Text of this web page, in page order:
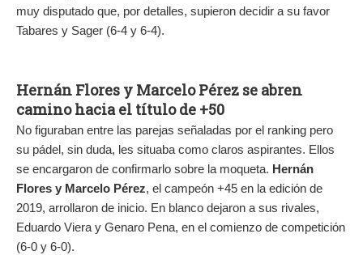
muy disputado que, por detalles, supieron decidir a su favor
Tabares y Sager (6-4 y 6-4).
Hernán Flores y Marcelo Pérez se abren
camino hacia el título de +50
No figuraban entre las parejas señaladas por el ranking pero
su pádel, sin duda, les situaba como claros aspirantes. Ellos
se encargaron de confirmarlo sobre la moqueta. Hernán
Flores y Marcelo Pérez, el campeón +45 en la edición de
2019, arrollaron de inicio. En blanco dejaron a sus rivales,
Eduardo Viera y Genaro Pena, en el comienzo de competición
(6-0 y 6-0).